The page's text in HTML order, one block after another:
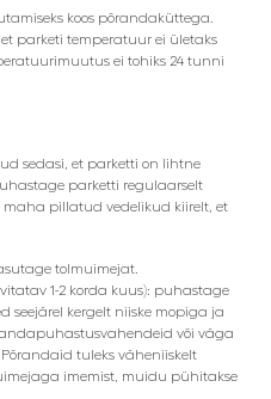
koos põrandaküttega.
parketi temperatuur ei ületaks
ei tohiks 24 tunni
sedasi, et parketti on lihtne
parketti regulaarselt
pillatud vedelikud kiirelt, et
tolmuimejat.
1-2 korda kuus): puhastage
seejärel kergelt niiske mopiga ja
või väga
Põrandaid tuleks väheniiskelt
imemist, muidu pühitakse